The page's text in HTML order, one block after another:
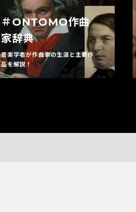
＃ONTOMO作曲
家辞典
音楽学者が作曲家の生涯と主要作
品を解説！